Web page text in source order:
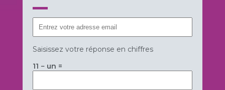
Saisissez votre réponse en chiffres
11 − un =